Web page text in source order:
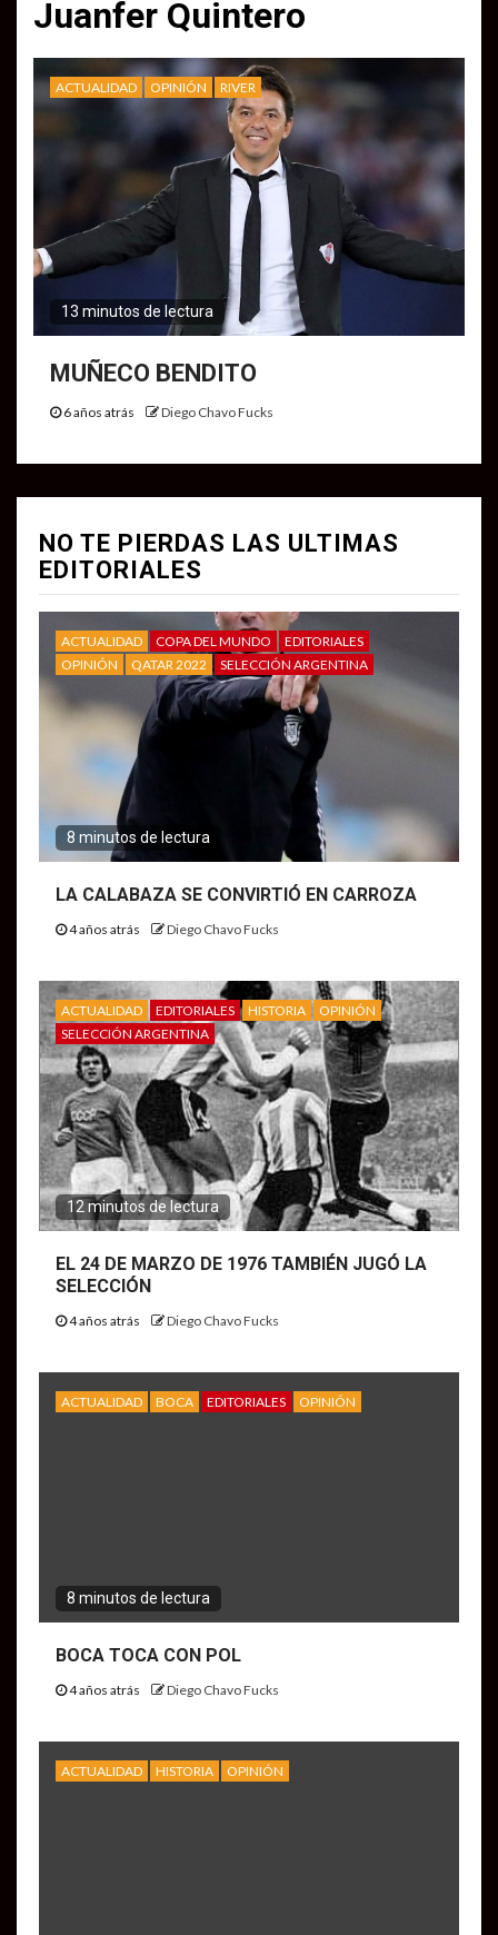
Juanfer Quintero
ACTUALIDAD OPINIÓN RIVER
13 minutos de lectura
MUÑECO BENDITO
6 años atrás Diego Chavo Fucks
NO TE PIERDAS LAS ULTIMAS
EDITORIALES
ACTUALIDAD COPA DEL MUNDO
EDITORIALES
OPINIÓN
QATAR 2022 SELECCIÓN ARGENTINA
8 minutos de lectura
LA CALABAZA SE CONVIRTIÓ EN CARROZA
4 años atrás Diego Chavo Fucks
ACTUALIDAD EDITORIALES HISTORIA
OPINIÓN
SELECCIÓN ARGENTINA
12 minutos de lectura
EL 24 DE MARZO DE 1976 TAMBIÉN JUGÓ LA
SELECCIÓN
4 años atrás Diego Chavo Fucks
ACTUALIDAD BOCA EDITORIALES OPINIÓN
8 minutos de lectura
BOCA TOCA CON POL
4 años atrás Diego Chavo Fucks
ACTUALIDAD HISTORIA OPINIÓN